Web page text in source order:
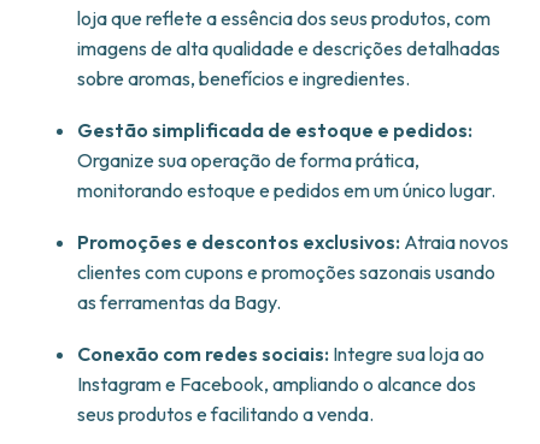
loja que reflete a essência dos seus produtos, com
imagens de alta qualidade e descrições detalhadas
sobre aromas, benefícios e ingredientes.
Gestão simplificada de estoque e pedidos:
Organize sua operação de forma prática,
monitorando estoque e pedidos em um único lugar.
Promoções e descontos exclusivos: Atraia novos
clientes com cupons e promoções sazonais usando
as ferramentas da Bagy.
Conexão com redes sociais: Integre sua loja ao
Instagram e Facebook, ampliando o alcance dos
seus produtos e facilitando a venda.